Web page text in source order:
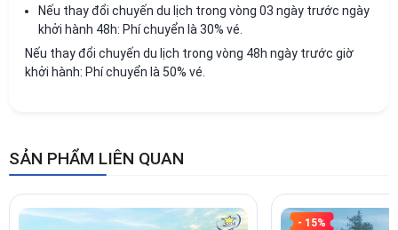
Nếu thay đổi chuyến du lịch trong vòng 03 ngày trước ngày
khởi hành 48h: Phí chuyển là 30% vé.
Nếu thay đổi chuyến du lịch trong vòng 48h ngày trước giờ
khởi hành: Phí chuyển là 50% vé.
SẢN PHẨM LIÊN QUAN
- 15%